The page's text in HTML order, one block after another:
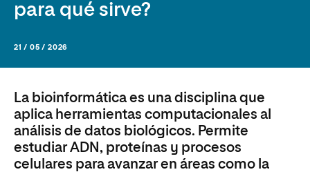
para qué sirve?
21 / 05 / 2026
La bioinformática es una disciplina que
aplica herramientas computacionales al
análisis de datos biológicos. Permite
estudiar ADN, proteínas y procesos
celulares para avanzar en áreas como la